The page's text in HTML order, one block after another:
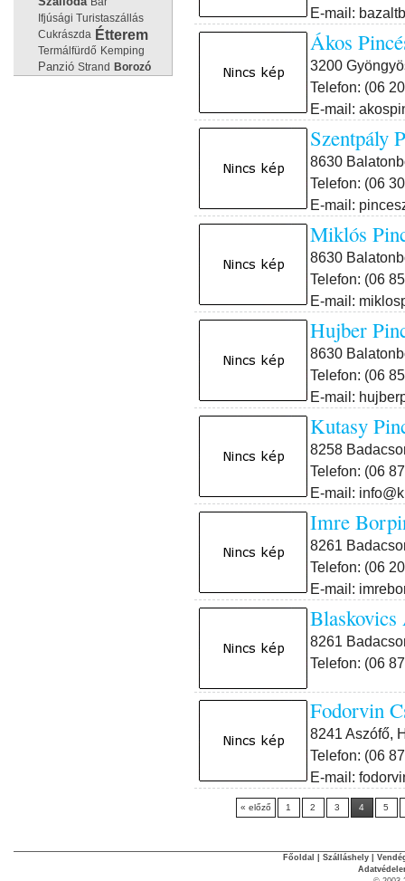
Ifjúsági Turistaszállás
Cukrászda Étterem
Termálfürdő Kemping
Panzió Strand Borozó
E-mail:
Ákos
3200
Telefon: (06
E-mail:
8630
Telefon: (06
E-mail:
Miklós
8630
Telefon: (06
E-mail:
Hujber
8630
Telefon: (06
E-mail:
Kutasy
8258
Telefon: (06
E-mail:
Imre
8261
Telefon: (06
E-mail:
8261
Telefon: (06
Fodorvin
8241 Aszófő,
Telefon: (06
E-mail:
« előző 1 2 3 4 5
Főoldal Szálláshely